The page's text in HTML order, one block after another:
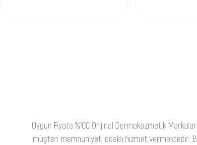
Uygun Fiyata %100 Orijinal Dermokozmetik
müşteri memnuniyeti odaklı hizmet vermektedir.